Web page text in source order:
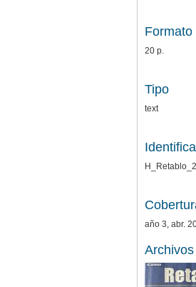
Formato
20 p.
Tipo
text
año 3, abr.
Archivos